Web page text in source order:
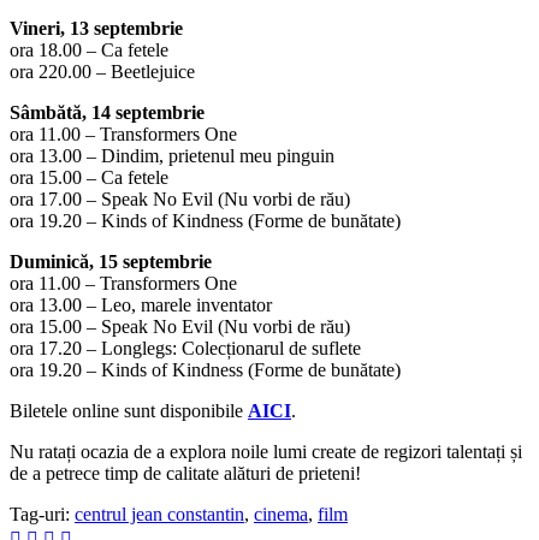
Vineri, 13 septembrie
ora 18.00 – Ca fetele
ora 220.00 – Beetlejuice
Sâmbătă, 14 septembrie
ora 11.00 – Transformers One
ora 13.00 – Dindim, prietenul meu pinguin
ora 15.00 – Ca fetele
ora 17.00 – Speak No Evil (Nu vorbi de rău)
ora 19.20 – Kinds of Kindness (Forme de bunătate)
Duminică, 15 septembrie
ora 11.00 – Transformers One
ora 13.00 – Leo, marele inventator
ora 15.00 – Speak No Evil (Nu vorbi de rău)
ora 17.20 – Longlegs: Colecționarul de suflete
ora 19.20 – Kinds of Kindness (Forme de bunătate)
Biletele online sunt disponibile AICI.
Nu ratați ocazia de a explora noile lumi create de regizori talentați și
de a petrece timp de calitate alături de prieteni!
Tag-uri: centrul jean constantin, cinema, film